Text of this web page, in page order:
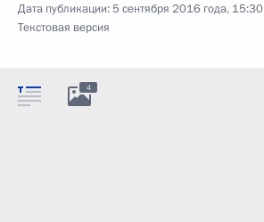
Дата публикации:5 сентября 2016 года, 15:30
Текстовая версия
4